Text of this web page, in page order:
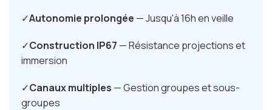
Autonomie prolongée — Jusqu'à 16h en veille
Construction IP67 — Résistance projections et
immersion
Canaux multiples — Gestion groupes et sous-
groupes